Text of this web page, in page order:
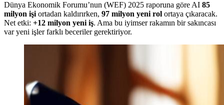
Dünya Ekonomik Forumu’nun (WEF) 2025 raporuna göre AI 85
milyon işi ortadan kaldırırken, 97 milyon yeni rol ortaya çıkaracak.
Net etki: +12 milyon yeni iş. Ama bu iyimser rakamın bir sakıncası
var yeni işler farklı beceriler gerektiriyor.